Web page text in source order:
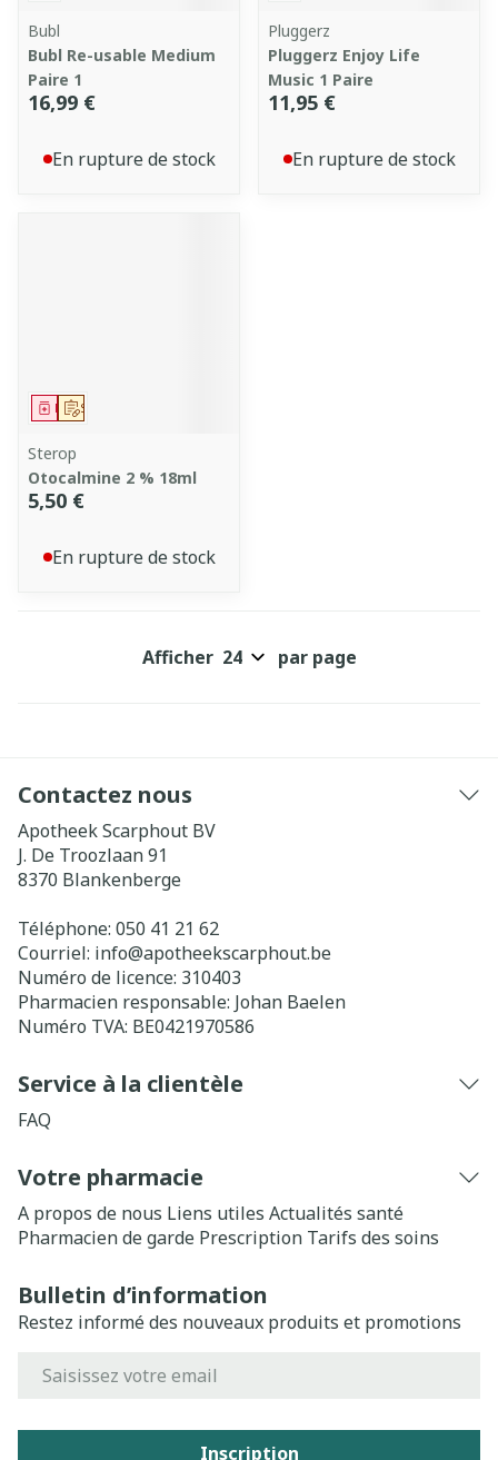
Bubl
Bubl Re-usable Medium
Paire 1
16,99 €
En rupture de stock
Pluggerz
Pluggerz Enjoy Life
Music 1 Paire
11,95 €
En rupture de stock
Sur prescription
Médicament
Sterop
Otocalmine 2 % 18ml
5,50 €
En rupture de stock
Afficher par page
Contactez nous
Apotheek Scarphout BV
J. De Troozlaan 91
8370 Blankenberge
Téléphone: 050 41 21 62
Courriel: info@apotheekscarphout.be
Numéro de licence: 310403
Pharmacien responsable: Johan Baelen
Numéro TVA: BE0421970586
Service à la clientèle
FAQ
Votre pharmacie
A propos de nous Liens utiles Actualités santé
Pharmacien de garde Prescription Tarifs des soins
Bulletin d’information
Restez informé des nouveaux produits et promotions
Inscription